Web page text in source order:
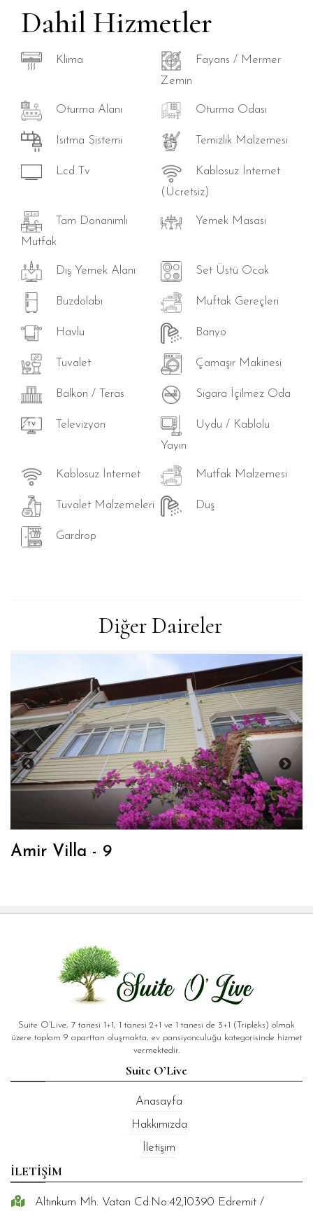
Dahil Hizmetler
Klima
Fayans / Mermer
Zemin
Oturma Alanı Oturma Odası
Isıtma Sistemi Temizlik Malzemesi
Lcd Tv
Kablosuz İnternet
(Ücretsiz)
Tam Donanımlı
Mutfak
Yemek Masası
Dış Yemek Alanı Set Üstü Ocak
Buzdolabı Muftak Gereçleri
Havlu Banyo
Tuvalet Çamaşır Makinesi
Balkon / Teras Sigara İçilmez Oda
Televizyon
Uydu / Kablolu
Yayın
Kablosuz İnternet Mutfak Malzemesi
Tuvalet Malzemeleri Duş
Gardrop
Diğer Daireler
Amir Villa - 9
Suite O’Live, 7 tanesi 1+1, 1 tanesi 2+1 ve 1 tanesi de 3+1 (Tripleks) olmak
üzere toplam 9 aparttan oluşmakta, ev pansiyonculuğu kategorisinde hizmet
vermektedir.
Suite O’Live
Anasayfa
Hakkımızda
İletişim
İLETİŞİM
Altınkum Mh. Vatan Cd.No:42,10390 Edremit /